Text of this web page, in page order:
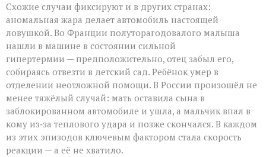
Схожие случаи фиксируют и в других странах:
аномальная жара делает автомобиль настоящей
ловушкой. Во Франции полуторагодовалого малыша
нашли в машине в состоянии сильной
гипертермии — предположительно, отец забыл его,
собираясь отвезти в детский сад. Ребёнок умер в
отделении неотложной помощи. В России произошёл не
менее тяжёлый случай: мать оставила сына в
заблокированном автомобиле и ушла, а мальчик впал в
кому из‑за теплового удара и позже скончался. В каждом
из этих эпизодов ключевым фактором стала скорость
реакции — а её не хватило.